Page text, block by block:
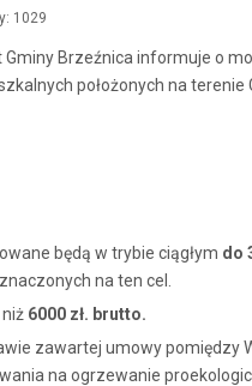
1029
Gminy Brzeźnica informuje o
położonych na terenie
będą w trybie ciągłym do
na ten cel.
6000 zł. brutto.
zawartej umowy pomiędzy
na ogrzewanie